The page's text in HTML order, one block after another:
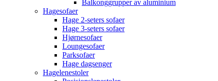
Balkonggrupper av aluminium
Hagesofaer
Hage 2-seters sofaer
Hage 3-seters sofaer
Hjørnesofaer
Loungesofaer
Parksofaer
Hage dagsenger
Hagelenestoler